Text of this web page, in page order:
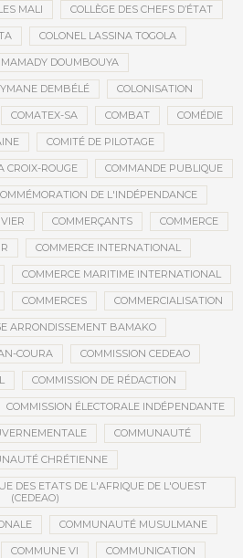
MALI COLLÈGE DES CHEFS D’ÉTAT
COLONEL LASSINA TOGOLA
MAMADY DOUMBOUYA
DEMBÉLÉ COLONISATION
COMATEX-SA COMBAT COMÉDIE
COMITÉ DE PILOTAGE
CROIX-ROUGE COMMANDE PUBLIQUE
DE L'INDÉPENDANCE
COMMERÇANTS COMMERCE
COMMERCE INTERNATIONAL
COMMERCE MARITIME INTERNATIONAL
COMMERCES COMMERCIALISATION
ARRONDISSEMENT BAMAKO
COURA COMMISSION CEDEAO
COMMISSION DE RÉDACTION
COMMISSION ÉLECTORALE INDÉPENDANTE
COMMUNAUTÉ
CHRÉTIENNE
DES ETATS DE L'AFRIQUE DE L'OUEST
(CEDEAO)
COMMUNAUTÉ MUSULMANE
COMMUNE VI COMMUNICATION